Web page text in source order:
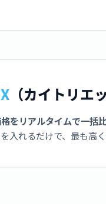
（カイトリエ
をリアルタイムで一括
入れるだけで、最も高